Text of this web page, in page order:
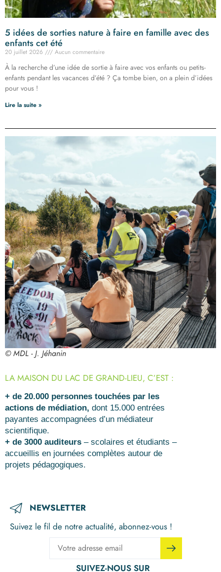
5 idées de sorties nature à faire en famille avec des
enfants cet été
20 juillet 2026 Aucun commentaire
À la recherche d’une idée de sortie à faire avec vos enfants ou petits-
enfants pendant les vacances d’été ? Ça tombe bien, on a plein d’idées
pour vous !
Lire la suite »
© MDL - J. Jéhanin
LA MAISON DU LAC DE GRAND-LIEU, C’EST :
+ de 20.000 personnes touchées par les
actions de médiation, dont 15.000 entrées
payantes accompagnées d’un médiateur
scientifique.
+ de 3000 auditeurs – scolaires et étudiants –
accueillis en journées complètes autour de
projets pédagogiques.
NEWSLETTER
Suivez le fil de notre actualité, abonnez-vous !
SUIVEZ-NOUS SUR